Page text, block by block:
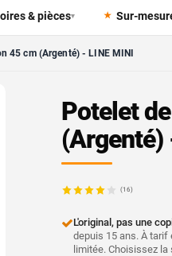
& pièces▾ Sur-
45 cm (Argenté) - LINE MINI
Potelet
(Argenté)
(16)
L'original, pas une
depuis 15 ans. À
limitée. Choisissez